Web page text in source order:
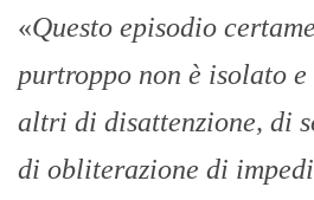
«Questo episodio
purtroppo non è isolato e
altri di disattenzione, di
di obliterazione di